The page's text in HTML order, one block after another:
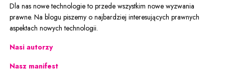
Dla nas nowe technologie to przede wszystkim nowe wyzwania
prawne. Na blogu piszemy o najbardziej interesujących prawnych
aspektach nowych technologii.
Nasi autorzy
Nasz manifest